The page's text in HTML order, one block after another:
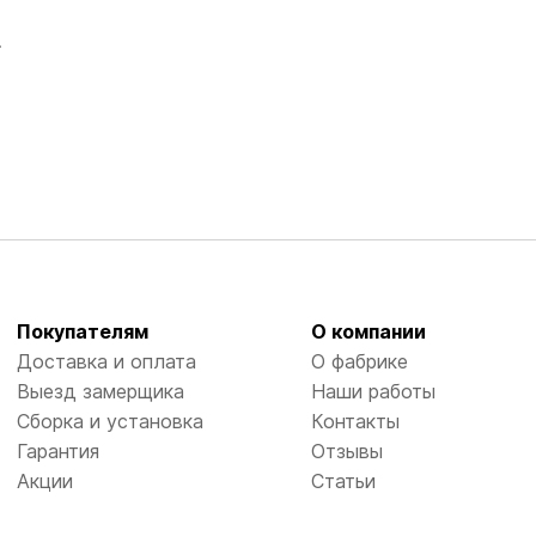
Покупателям
Доставка и оплата
Выезд замерщика
Сборка и установка
Гарантия
Акции
О компании
О фабрике
Наши работы
Контакты
Отзывы
Статьи